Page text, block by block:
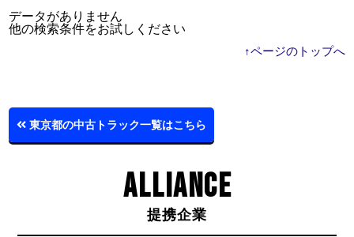
データがありません
他の検索条件をお試しください
↑ページのトップへ
東京都の中古トラック一覧はこちら
ALLIANCE
提携企業